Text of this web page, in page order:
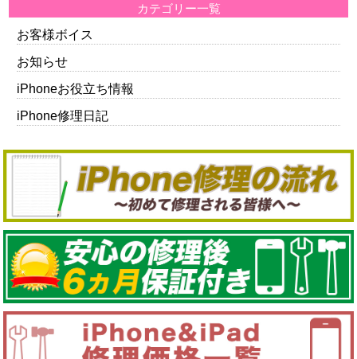
カテゴリー一覧
お客様ボイス
お知らせ
iPhoneお役立ち情報
iPhone修理日記